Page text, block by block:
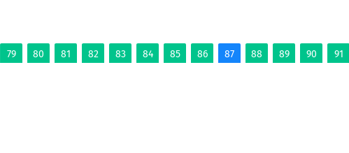
79 80 81 82 83 84 85 86 87 88 89 90 91